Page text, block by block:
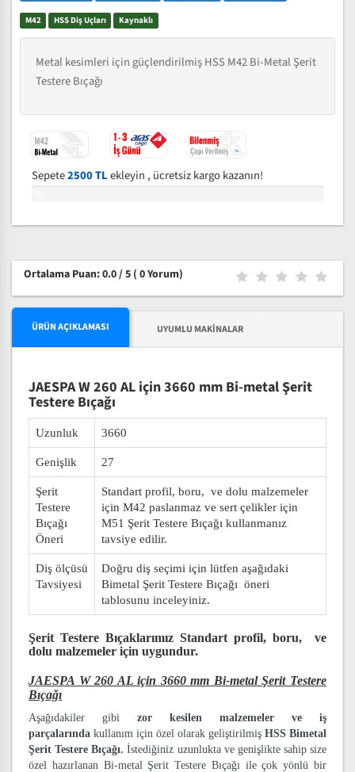
M42 HSS Diş Uçları Kaynaklı
Metal kesimleri için güçlendirilmiş HSS M42 Bi-Metal Şerit
Testere Bıçağı
Sepete2500 TLekleyin , ücretsiz kargo kazanın!
Ortalama Puan: 0.0 / 5 ( 0 Yorum)
ÜRÜN AÇIKLAMASI UYUMLU MAKINALAR
JAESPA W 260 AL için 3660 mm Bi-metal Şerit
Testere Bıçağı
Uzunluk 3660
Genişlik 27
Şerit
Testere
Bıçağı
Öneri
Standart profil, boru, ve dolu malzemeler
için M42 paslanmaz ve sert çelikler için
M51 Şerit Testere Bıçağı kullanmanız
tavsiye edilir.
Diş ölçüsü
Tavsiyesi
Doğru diş seçimi için lütfen aşağıdaki
Bimetal Şerit Testere Bıçağı öneri
tablosunu inceleyiniz.
Şerit Testere Bıçaklarımız Standart profil, boru, ve
dolu malzemeler için uygundur.
JAESPA W 260 AL için 3660 mm Bi-metal Şerit Testere
Bıçağı
Aşağıdakiler gibi zor kesilen malzemeler ve iş
parçalarında kullanım için özel olarak geliştirilmiş HSS Bimetal
Şerit Testere Bıçağı.İstediğiniz uzunlukta ve genişlikte sahip size
özel hazırlanan Bi-metal Şerit Testere Bıçağı ile çok yönlü bir